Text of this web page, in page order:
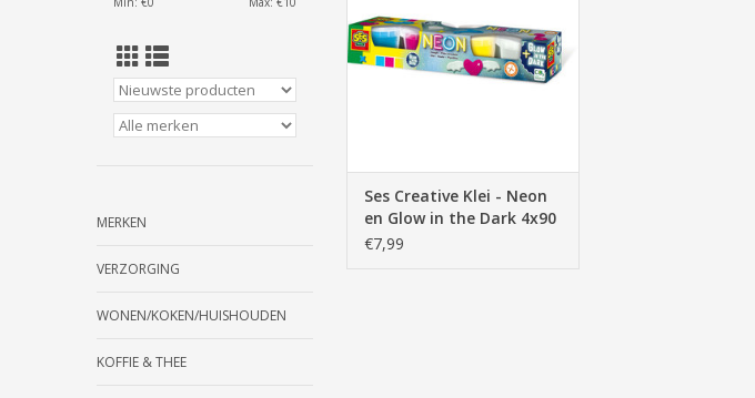
MERKEN
VERZORGING
WONEN/KOKEN/HUISHOUDEN
KOFFIE & THEE
TOEVOEGEN AAN WINKELWAGEN
Ses Creative Klei - Neon
en Glow in the Dark 4x90
gr 00461
€7,99